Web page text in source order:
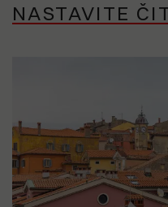
NASTAVITE